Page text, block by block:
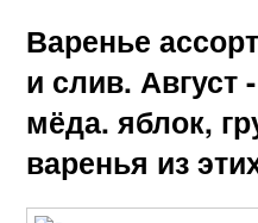
Варенье
и слив. Август
мёда. яблок,
варенья из